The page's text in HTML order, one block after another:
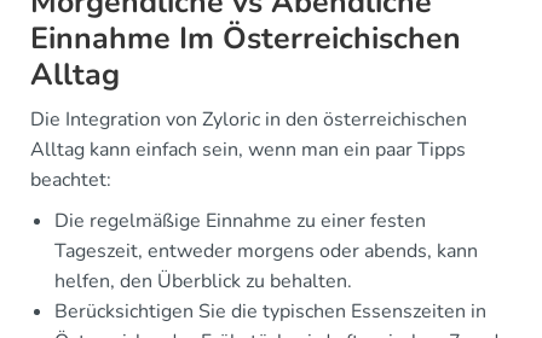
Einnahme Im Österreichischen
Alltag
Die Integration von Zyloric in den österreichischen
Alltag kann einfach sein, wenn man ein paar Tipps
beachtet:
Die regelmäßige Einnahme zu einer festen
Tageszeit, entweder morgens oder abends, kann
helfen, den Überblick zu behalten.
Berücksichtigen Sie die typischen Essenszeiten in